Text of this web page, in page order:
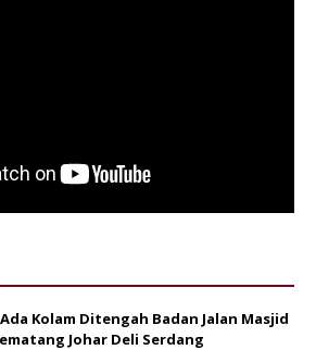
Kolam Ditengah Badan Jalan Masjid
Johar Deli Serdang